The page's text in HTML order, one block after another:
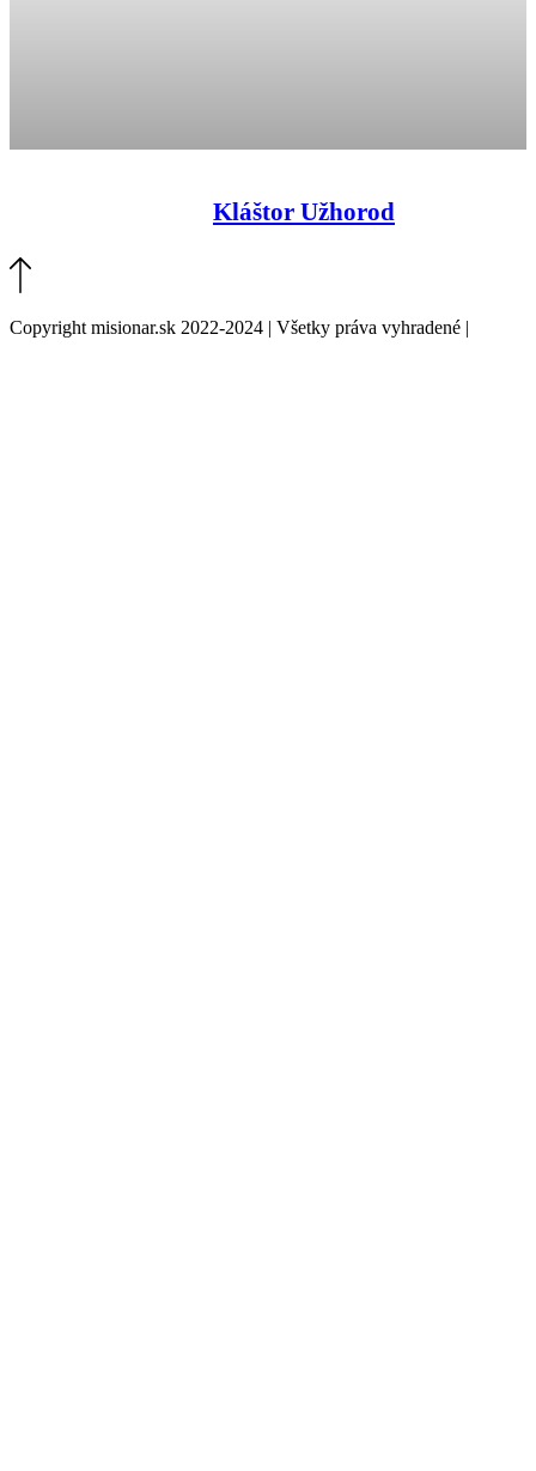
Kláštor Užhorod
Copyright misionar.sk 2022-2024 | Všetky práva vyhradené |